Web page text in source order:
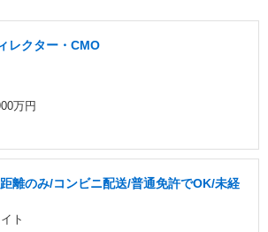
レクター・CMO
万円
離のみ/コンビニ配送/普通免許でOK/未経
ト